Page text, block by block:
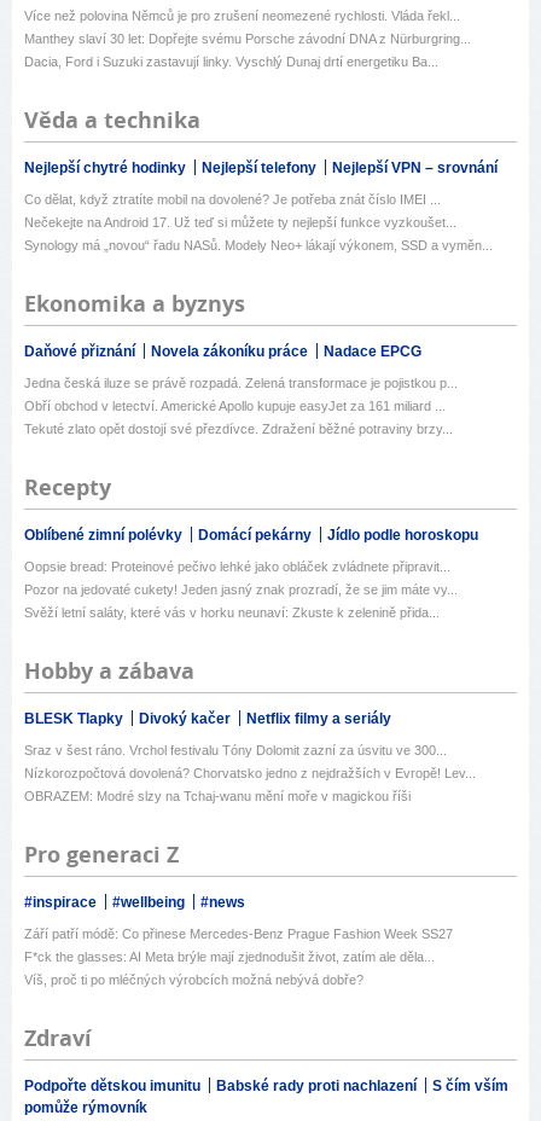
Více než polovina Němců je pro zrušení neomezené rychlosti. Vláda řekl...
Manthey slaví 30 let: Dopřejte svému Porsche závodní DNA z Nürburgring...
Dacia, Ford i Suzuki zastavují linky. Vyschlý Dunaj drtí energetiku Ba...
Věda a technika
Nejlepší chytré hodinky Nejlepší telefony Nejlepší VPN – srovnání
Co dělat, když ztratíte mobil na dovolené? Je potřeba znát číslo IMEI ...
Nečekejte na Android 17. Už teď si můžete ty nejlepší funkce vyzkoušet...
Synology má „novou“ řadu NASů. Modely Neo+ lákají výkonem, SSD a vyměn...
Ekonomika a byznys
Daňové přiznání Novela zákoníku práce Nadace EPCG
Jedna česká iluze se právě rozpadá. Zelená transformace je pojistkou p...
Obří obchod v letectví. Americké Apollo kupuje easyJet za 161 miliard ...
Tekuté zlato opět dostojí své přezdívce. Zdražení běžné potraviny brzy...
Recepty
Oblíbené zimní polévky Domácí pekárny Jídlo podle horoskopu
Oopsie bread: Proteinové pečivo lehké jako obláček zvládnete připravit...
Pozor na jedovaté cukety! Jeden jasný znak prozradí, že se jim máte vy...
Svěží letní saláty, které vás v horku neunaví: Zkuste k zelenině přida...
Hobby a zábava
BLESK Tlapky Divoký kačer Netflix filmy a seriály
Sraz v šest ráno. Vrchol festivalu Tóny Dolomit zazní za úsvitu ve 300...
Nízkorozpočtová dovolená? Chorvatsko jedno z nejdražších v Evropě! Lev...
OBRAZEM: Modré slzy na Tchaj-wanu mění moře v magickou říši
Pro generaci Z
#inspirace #wellbeing #news
Září patří módě: Co přinese Mercedes-Benz Prague Fashion Week SS27
F*ck the glasses: AI Meta brýle mají zjednodušit život, zatím ale děla...
Víš, proč ti po mléčných výrobcích možná nebývá dobře?
Zdraví
Podpořte dětskou imunitu Babské rady proti nachlazení
S čím vším
pomůže rýmovník